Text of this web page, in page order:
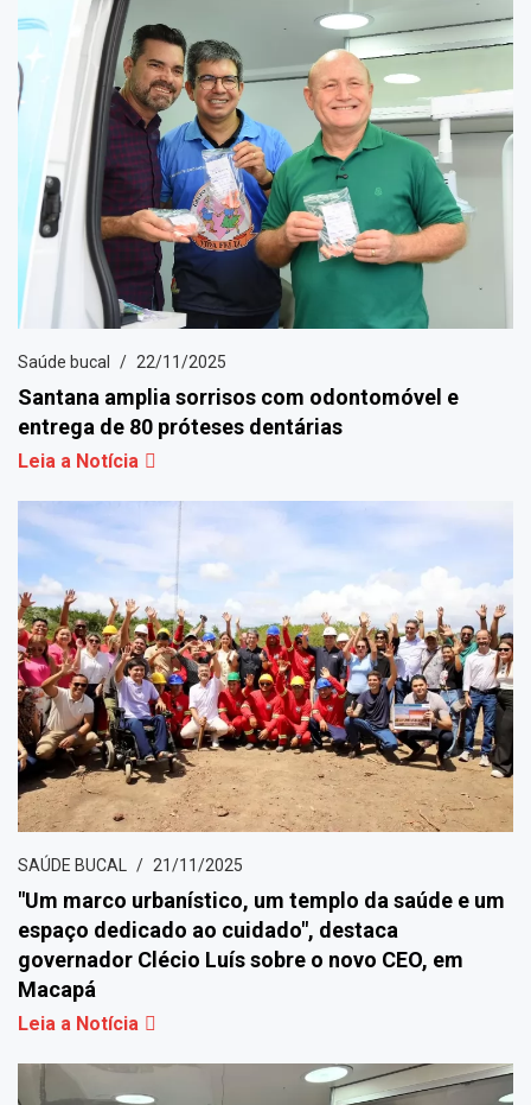
Saúde bucal 22/11/2025
Santana amplia sorrisos com odontomóvel e
entrega de 80 próteses dentárias
Leia a Notícia
SAÚDE BUCAL 21/11/2025
"Um marco urbanístico, um templo da saúde e um
espaço dedicado ao cuidado", destaca
governador Clécio Luís sobre o novo CEO, em
Macapá
Leia a Notícia